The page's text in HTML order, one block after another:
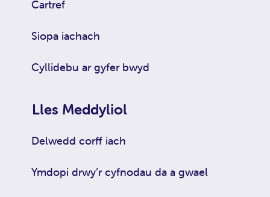
Cartref
Siopa iachach
Cyllidebu ar gyfer bwyd
Lles Meddyliol
Delwedd corff iach
Ymdopi drwy’r cyfnodau da a gwael